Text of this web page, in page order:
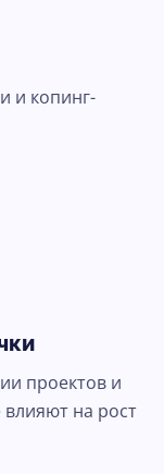
и копинг-
проектов и
на рост